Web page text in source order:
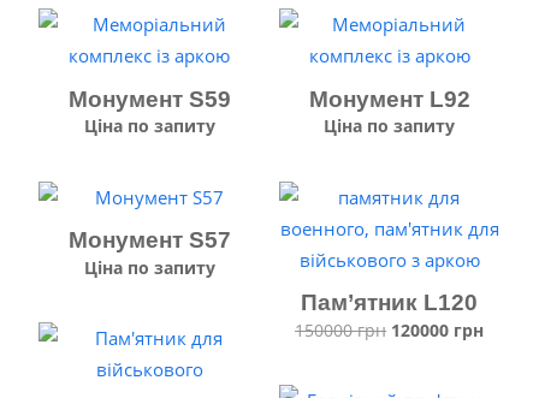
Монумент S59
Ціна по запиту
Монумент L92
Ціна по запиту
Монумент S57
Ціна по запиту
Пам’ятник L120
150000грн Оригінальна
120000 грн